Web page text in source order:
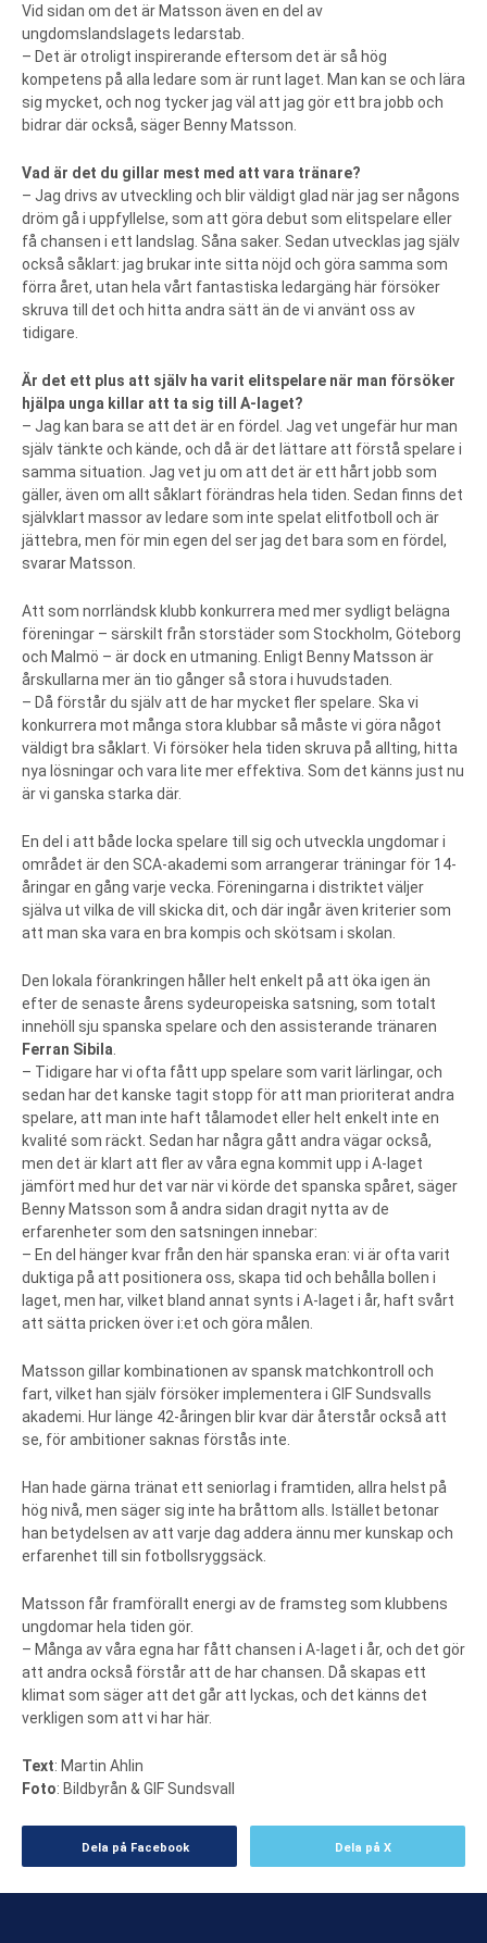
Vid sidan om det är Matsson även en del av
ungdomslandslagets ledarstab.
– Det är otroligt inspirerande eftersom det är så hög
kompetens på alla ledare som är runt laget. Man kan se och lära
sig mycket, och nog tycker jag väl att jag gör ett bra jobb och
bidrar där också, säger Benny Matsson.
Vad är det du gillar mest med att vara tränare?
– Jag drivs av utveckling och blir väldigt glad när jag ser någons
dröm gå i uppfyllelse, som att göra debut som elitspelare eller
få chansen i ett landslag. Såna saker. Sedan utvecklas jag själv
också såklart: jag brukar inte sitta nöjd och göra samma som
förra året, utan hela vårt fantastiska ledargäng här försöker
skruva till det och hitta andra sätt än de vi använt oss av
tidigare.
Är det ett plus att själv ha varit elitspelare när man försöker
hjälpa unga killar att ta sig till A-laget?
– Jag kan bara se att det är en fördel. Jag vet ungefär hur man
själv tänkte och kände, och då är det lättare att förstå spelare i
samma situation. Jag vet ju om att det är ett hårt jobb som
gäller, även om allt såklart förändras hela tiden. Sedan finns det
självklart massor av ledare som inte spelat elitfotboll och är
jättebra, men för min egen del ser jag det bara som en fördel,
svarar Matsson.
Att som norrländsk klubb konkurrera med mer sydligt belägna
föreningar – särskilt från storstäder som Stockholm, Göteborg
och Malmö – är dock en utmaning. Enligt Benny Matsson är
årskullarna mer än tio gånger så stora i huvudstaden.
– Då förstår du själv att de har mycket fler spelare. Ska vi
konkurrera mot många stora klubbar så måste vi göra något
väldigt bra såklart. Vi försöker hela tiden skruva på allting, hitta
nya lösningar och vara lite mer effektiva. Som det känns just nu
är vi ganska starka där.
En del i att både locka spelare till sig och utveckla ungdomar i
området är den SCA-akademi som arrangerar träningar för 14-
åringar en gång varje vecka. Föreningarna i distriktet väljer
själva ut vilka de vill skicka dit, och där ingår även kriterier som
att man ska vara en bra kompis och skötsam i skolan.
Den lokala förankringen håller helt enkelt på att öka igen än
efter de senaste årens sydeuropeiska satsning, som totalt
innehöll sju spanska spelare och den assisterande tränaren
Ferran Sibila
– Tidigare har vi ofta fått upp spelare som varit lärlingar, och
sedan har det kanske tagit stopp för att man prioriterat andra
spelare, att man inte haft tålamodet eller helt enkelt inte en
kvalité som räckt. Sedan har några gått andra vägar också,
men det är klart att fler av våra egna kommit upp i A-laget
jämfört med hur det var när vi körde det spanska spåret, säger
Benny Matsson som å andra sidan dragit nytta av de
erfarenheter som den satsningen innebar:
– En del hänger kvar från den här spanska eran: vi är ofta varit
duktiga på att positionera oss, skapa tid och behålla bollen i
laget, men har, vilket bland annat synts i A-laget i år, haft svårt
att sätta pricken över i:et och göra målen.
Matsson gillar kombinationen av spansk matchkontroll och
fart, vilket han själv försöker implementera i GIF Sundsvalls
akademi. Hur länge 42-åringen blir kvar där återstår också att
se, för ambitioner saknas förstås inte.
Han hade gärna tränat ett seniorlag i framtiden, allra helst på
hög nivå, men säger sig inte ha bråttom alls. Istället betonar
han betydelsen av att varje dag addera ännu mer kunskap och
erfarenhet till sin fotbollsryggsäck.
Matsson får framförallt energi av de framsteg som klubbens
ungdomar hela tiden gör.
– Många av våra egna har fått chansen i A-laget i år, och det gör
att andra också förstår att de har chansen. Då skapas ett
klimat som säger att det går att lyckas, och det känns det
verkligen som att vi har här.
Text: Martin Ahlin
Foto: Bildbyrån & GIF Sundsvall
Dela på Facebook Dela på X